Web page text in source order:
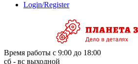
Login/Register
Время работы с 9:00 до 18:00
сб - вс выходной